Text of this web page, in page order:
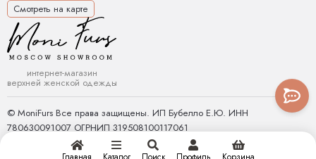
Смотреть на карте
интернет-магазин
верхней женской одежды
© MoniFurs Все права защищены. ИП Бубелло Е.Ю. ИНН
780630091007 ОГРНИП 319508100117061